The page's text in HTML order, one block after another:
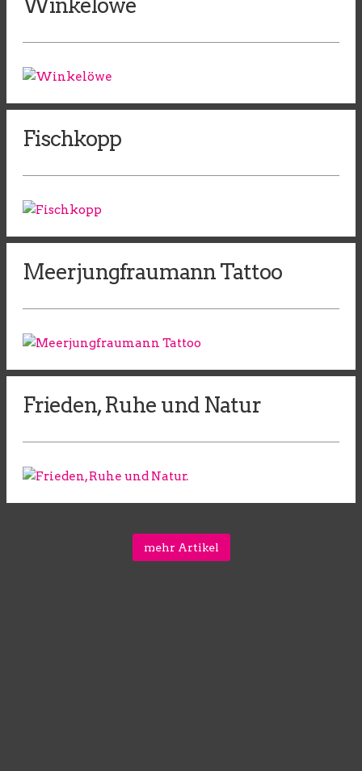
Winkelöwe
Fischkopp
Meerjungfraumann Tattoo
Frieden, Ruhe und Natur
mehr Artikel